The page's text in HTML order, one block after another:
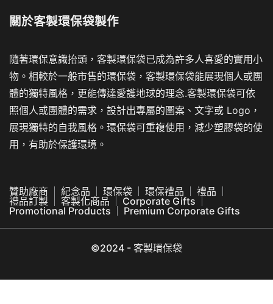
關於客製環保袋製作
隨著環保意識抬頭，客製環保袋已成為許多人喜愛的實用小
物。相較於一般市售的環保袋，客製環保袋能展現個人或團
體的獨特風格，更能傳達愛護地球的理念.客製環保袋可依
照個人或團體的需求，設計出專屬的圖案、文字或 Logo，
展現獨特的自我風格。環保袋可重複使用，減少塑膠袋的使
用，有助於保護環境。
贊助廠商 紀念品 環保袋 環保禮品
禮品
禮品訂製
客製化商品
Corporate Gifts
Promotional Products
Premium Corporate Gifts
©2024 - 客製環保袋